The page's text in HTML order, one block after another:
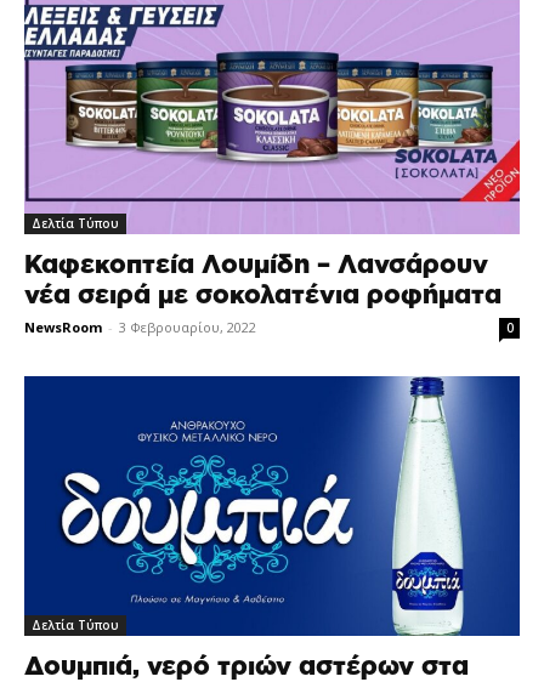
Δελτία Τύπου
Καφεκοπτεία Λουμίδη – Λανσάρουν
νέα σειρά με σοκολατένια ροφήματα
NewsRoom - 3 Φεβρουαρίου, 2022 0
Δελτία Τύπου
Δουμπιά, νερό τριών αστέρων στα